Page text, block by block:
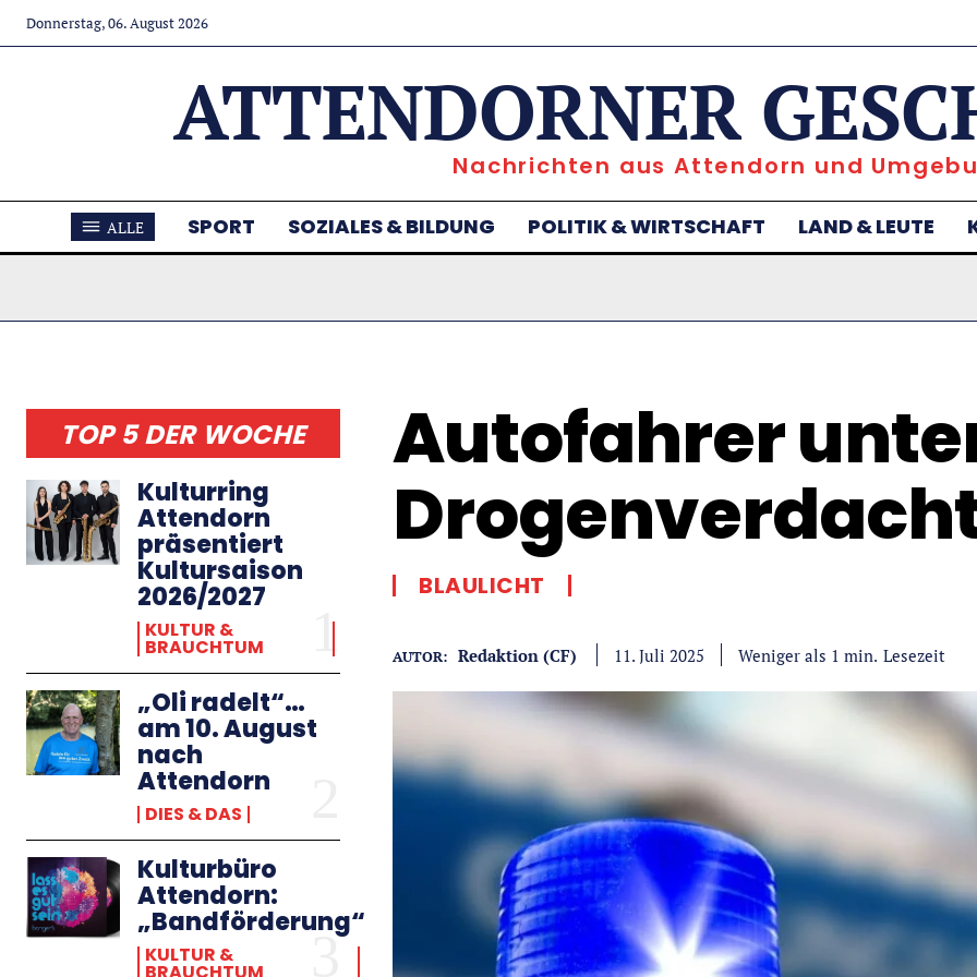
Donnerstag, 06. August 2026
ATTENDORNER
Nachrichten aus Attendorn und
ALLE SPORT SOZIALES & BILDUNG POLITIK & WIRTSCHAFT LAND & LEUTE
TOP 5 DER WOCHE
Kulturring
Attendorn
präsentiert
Kultursaison
2026/2027
KULTUR &
BRAUCHTUM
„Oli radelt“…
am 10. August
nach
Attendorn
DIES & DAS
Kulturbüro
Attendorn:
„Bandförderung“
KULTUR &
Autofahrer
BLAULICHT
AUTOR: Redaktion (CF) 11. Juli 2025 Weniger als 1 min. Lesezeit